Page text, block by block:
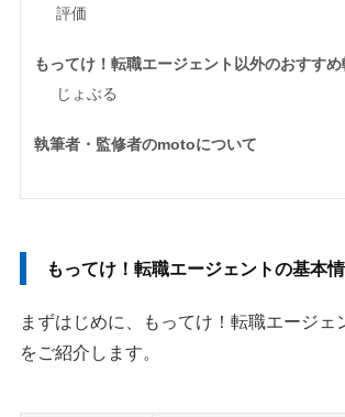
評価
もってけ！転職エージェント以外のおすす
じょぶる
執筆者・監修者のmotoについて
もってけ！転職エージェントの基本
まずはじめに、もってけ！転職エージェ
をご紹介します。